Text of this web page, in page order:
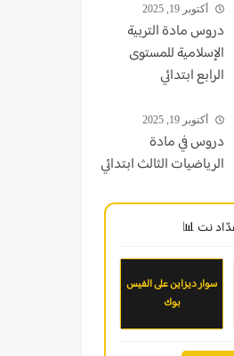
أكتوبر 19, 2025
دروس مادة التربية
الإسلامية للمستوى
الرابع ابتدائي
أكتوبر 19, 2025
دروس في مادة
الرياضيات الثالث ابتدائي
نت 📊
سوار ديزاين على الفيس
بوك